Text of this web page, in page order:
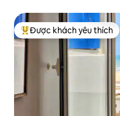
Được khách yêu thích nhất
Được khách yêu thích